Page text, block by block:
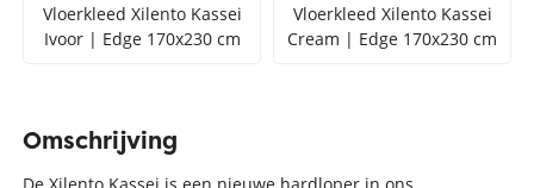
Vloerkleed Xilento Kassei
Ivoor | Edge 170x230 cm
Vloerkleed Xilento Kassei
Cream | Edge 170x230 cm
Omschrijving
De Xilento Kassei is een nieuwe hardloper in ons